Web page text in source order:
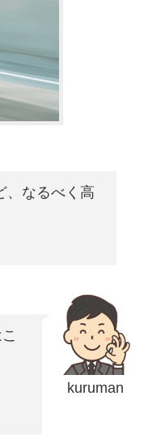
、なるべく高
kuruman